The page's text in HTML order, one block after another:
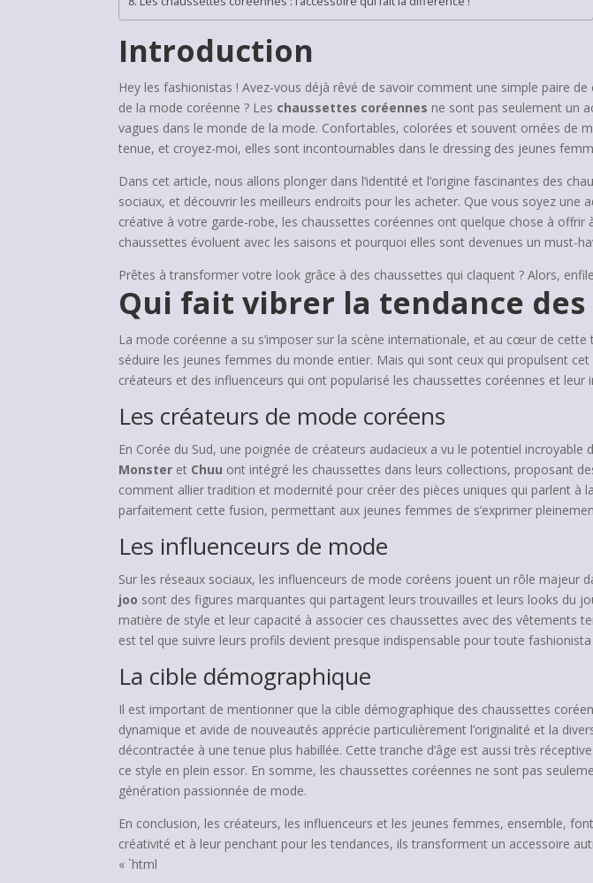
Introduction
Hey les fashionistas ! Avez-vous déjà rêvé de savoir comment une simple paire
de la mode coréenne ? Les chaussettes coréennes ne sont pas seulement un
vagues dans le monde de la mode. Confortables, colorées et souvent ornées de
tenue, et croyez-moi, elles sont incontournables dans le dressing des jeunes
Dans cet article, nous allons plonger dans l’identité et l’origine fascinantes des
sociaux, et découvrir les meilleurs endroits pour les acheter. Que vous soyez
créative à votre garde-robe, les chaussettes coréennes ont quelque chose à
chaussettes évoluent avec les saisons et pourquoi elles sont devenues un must-
Prêtes à transformer votre look grâce à des chaussettes qui claquent ? Alors,
Qui fait vibrer la tendance des
La mode coréenne a su s’imposer sur la scène internationale, et au cœur de
séduire les jeunes femmes du monde entier. Mais qui sont ceux qui propulsent
créateurs et des influenceurs qui ont popularisé les chaussettes coréennes et leur
Les créateurs de mode coréens
En Corée du Sud, une poignée de créateurs audacieux a vu le potentiel
Monster et Chuu ont intégré les chaussettes dans leurs collections, proposant
comment allier tradition et modernité pour créer des pièces uniques qui parlent
parfaitement cette fusion, permettant aux jeunes femmes de s’exprimer
Les influenceurs de mode
Sur les réseaux sociaux, les influenceurs de mode coréens jouent un rôle majeur
joo sont des figures marquantes qui partagent leurs trouvailles et leurs looks du
matière de style et leur capacité à associer ces chaussettes avec des vêtements
est tel que suivre leurs profils devient presque indispensable pour toute fashionista
La cible démographique
Il est important de mentionner que la cible démographique des chaussettes
dynamique et avide de nouveautés apprécie particulièrement l’originalité et la
décontractée à une tenue plus habillée. Cette tranche d’âge est aussi très
ce style en plein essor. En somme, les chaussettes coréennes ne sont pas
génération passionnée de mode.
En conclusion, les créateurs, les influenceurs et les jeunes femmes, ensemble,
créativité et à leur penchant pour les tendances, ils transforment un accessoire
« `html